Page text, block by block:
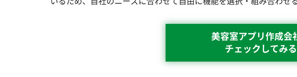
美容室アプリ作成会
チェックしてみる